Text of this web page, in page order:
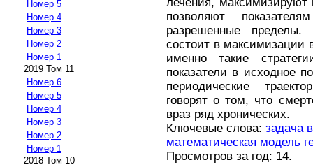
Номер 5
Номер 4
Номер 3
Номер 2
Номер 1
2019 Том 11
Номер 6
Номер 5
Номер 4
Номер 3
Номер 2
Номер 1
2018 Том 10
позволяют
разрешенные пределы.
состоит в максимизации
именно такие
показатели в исходное
периодические
говорят о том, что
враз ряд хронических.
Ключевые слова: задача
математическая модель
Просмотров за год: 14.